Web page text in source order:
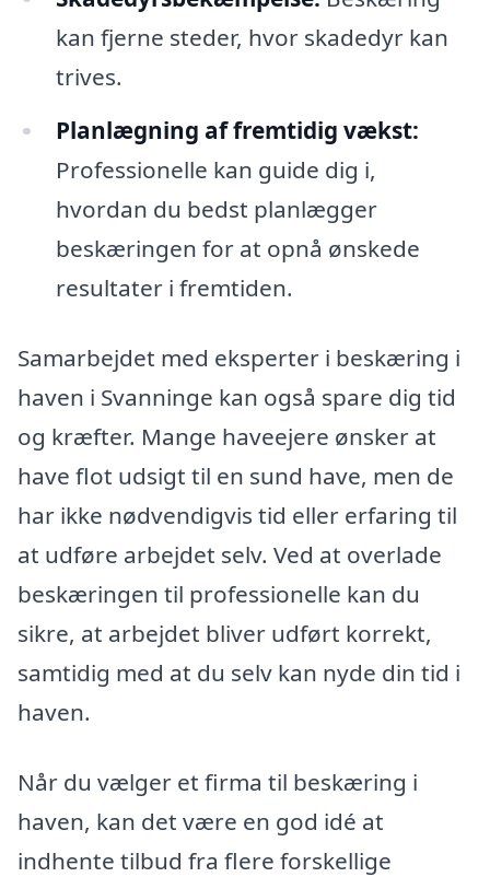
kan fjerne steder, hvor skadedyr kan
trives.
Planlægning af fremtidig vækst:
Professionelle kan guide dig i,
hvordan du bedst planlægger
beskæringen for at opnå ønskede
resultater i fremtiden.
Samarbejdet med eksperter i beskæring i
haven i Svanninge kan også spare dig tid
og kræfter. Mange haveejere ønsker at
have flot udsigt til en sund have, men de
har ikke nødvendigvis tid eller erfaring til
at udføre arbejdet selv. Ved at overlade
beskæringen til professionelle kan du
sikre, at arbejdet bliver udført korrekt,
samtidig med at du selv kan nyde din tid i
haven.
Når du vælger et firma til beskæring i
haven, kan det være en god idé at
indhente tilbud fra flere forskellige